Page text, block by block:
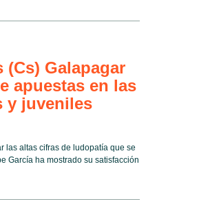
Galapagar
apuestas en las
y juveniles
las altas cifras de ludopatía que se
García ha mostrado su satisfacción